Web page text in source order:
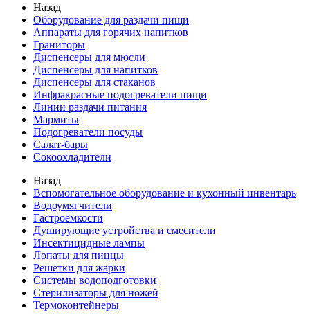
Назад
Оборудование для раздачи пищи
Аппараты для горячих напитков
Граниторы
Диспенсеры для мюсли
Диспенсеры для напитков
Диспенсеры для стаканов
Инфракрасные подогреватели пищи
Линии раздачи питания
Мармиты
Подогреватели посуды
Салат-бары
Сокоохладители
Назад
Вспомогательное оборудование и кухонный инвентарь
Водоумягчители
Гастроемкости
Душирующие устройства и смесители
Инсектицидные лампы
Лопаты для пиццы
Решетки для жарки
Системы водоподготовки
Стерилизаторы для ножей
Термоконтейнеры